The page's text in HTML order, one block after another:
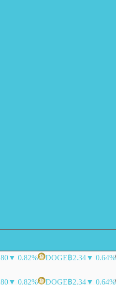
▼ 0.82% DOGE฿2.34▼ 0.64%
▼ 0.82% DOGE฿2.34▼ 0.64%